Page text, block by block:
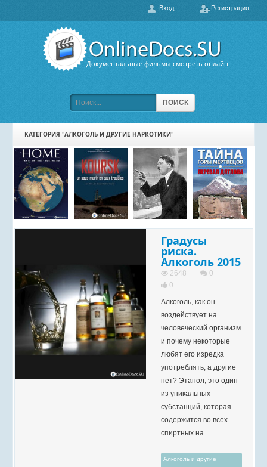
Документальные фильмы смотреть онлайн
ПОИСК
О нас
Вход Регистрация
ПОПУЛЯРНЫЕ
ПОДБОРКИ ФИЛЬМОВ
КАРТА САЙТА
КОНТАКТЫ
КАТЕГОРИЯ "АЛКОГОЛЬ И ДРУГИЕ НАРКОТИКИ"
Градусы
риска.
Алкоголь 2015
2648
0
0
Алкоголь, как он
воздействует на
человеческий организм
и почему некоторые
любят его изредка
употреблять, а другие
нет? Этанол, это один
из уникальных
субстанций, которая
содержится во всех
спиртных на...
Алкоголь и другие